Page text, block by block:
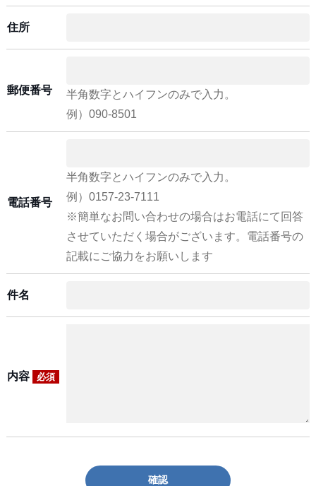
住所
郵便番号
半角数字とハイフンのみで入力。
例）090-8501
電話番号
半角数字とハイフンのみで入力。
例）0157-23-7111
※簡単なお問い合わせの場合はお電話にて回答
させていただく場合がございます。電話番号の
記載にご協力をお願いします
件名
内容 必須
確認